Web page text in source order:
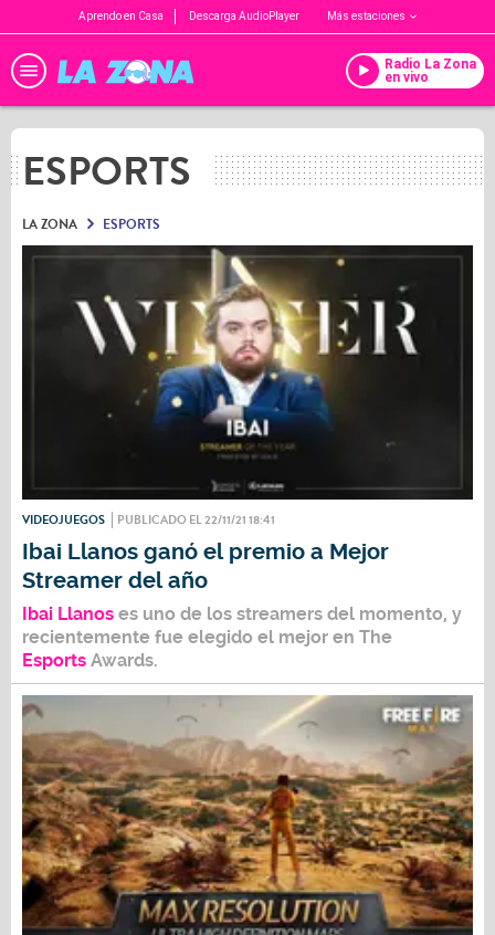
Aprendo en Casa Descarga AudioPlayer Más estaciones
Radio La Zona
en vivo
ESPORTS
LA ZONA ESPORTS
VIDEOJUEGOS PUBLICADO EL 22/11/21 18:41
Ibai Llanos ganó el premio a Mejor
Streamer del año
Ibai Llanos es uno de los streamers del momento, y
recientemente fue elegido el mejor en The
Esports Awards.